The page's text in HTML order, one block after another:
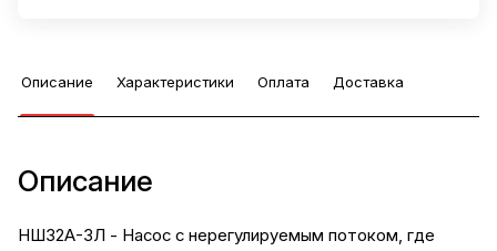
Описание Характеристики Оплата Доставка
Описание
НШ32А-3Л - Насос с нерегулируемым потоком, где